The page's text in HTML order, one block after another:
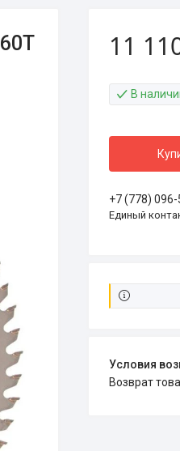
11
В
+7 (778)
Единый
возврат